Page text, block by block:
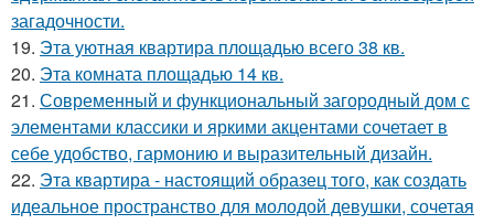
загадочности.
19. Эта уютная квартира площадью всего 38 кв.
20. Эта комната площадью 14 кв.
21. Современный и функциональный загородный дом с
элементами классики и яркими акцентами сочетает в
себе удобство, гармонию и выразительный дизайн.
22. Эта квартира - настоящий образец того, как создать
идеальное пространство для молодой девушки, сочетая